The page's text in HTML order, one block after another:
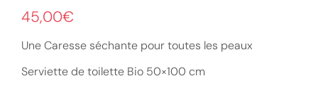
45,00€
Une Caresse séchante pour toutes les peaux
Serviette de toilette Bio 50×100 cm